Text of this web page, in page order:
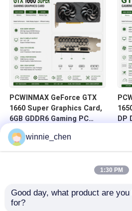
PCWINMAX GeForce GTX
1660 Super Graphics Card,
6GB GDDR6 Gaming PC
GPU 192bit Kartu Video
PCIe 3.0 x16 1660S Kartu
Game
DP
winnie_chen
1:30 PM
Good day, what product are you
for?